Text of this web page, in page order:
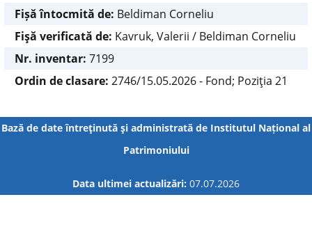
Fișă întocmită de: Beldiman Corneliu
Fişă verificată de: Kavruk, Valerii / Beldiman Corneliu
Nr. inventar: 7199
Ordin de clasare: 2746/15.05.2026 - Fond; Poziţia 21
Bază de date întreţinută şi administrată de Institutul Național al
Patrimoniului
Data ultimei actualizări: 07.07.2026